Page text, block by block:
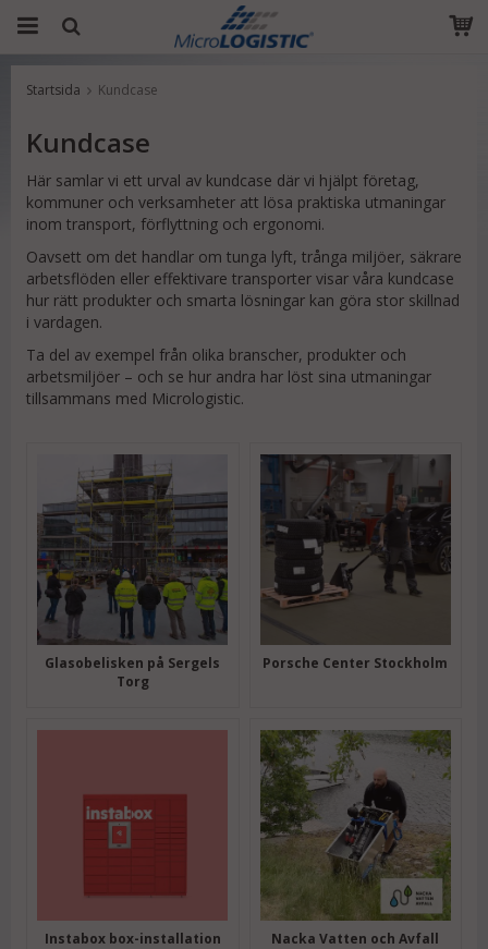
Produkten har blivit tillagd i varukorgen
Startsida Kundcase
Kundcase
Här samlar vi ett urval av kundcase där vi hjälpt företag,
kommuner och verksamheter att lösa praktiska utmaningar
inom transport, förflyttning och ergonomi.
Oavsett om det handlar om tunga lyft, trånga miljöer, säkrare
arbetsflöden eller effektivare transporter visar våra kundcase
hur rätt produkter och smarta lösningar kan göra stor skillnad
i vardagen.
Ta del av exempel från olika branscher, produkter och
arbetsmiljöer – och se hur andra har löst sina utmaningar
tillsammans med Micrologistic.
Glasobelisken på Sergels
Torg
Porsche Center Stockholm
Instabox box-installation Nacka Vatten och Avfall